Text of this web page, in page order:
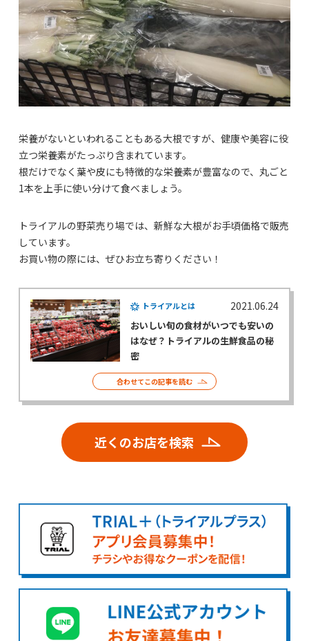
栄養がないといわれることもある大根ですが、健康や美容に役
立つ栄養素がたっぷり含まれています。
根だけでなく葉や皮にも特徴的な栄養素が豊富なので、丸ごと
1本を上手に使い分けて食べましょう。
トライアルの野菜売り場では、新鮮な大根がお手頃価格で販売
しています。
お買い物の際には、ぜひお立ち寄りください！
トライアルとは 2021.06.24
おいしい旬の食材がいつでも安いの
はなぜ？トライアルの生鮮食品の秘
密
合わせてこの記事を読む
近くのお店を検索